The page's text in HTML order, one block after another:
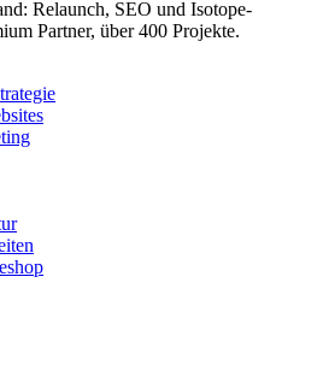
Relaunch, SEO und Isotope-
Partner, über 400 Projekte.